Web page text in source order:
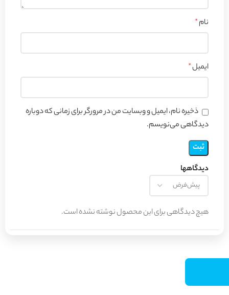
دیدگاهها
هیچ دیدگاهی برای این محصول نوشته نشده است.
نام*
ایمیل*
ذخیره نام، ایمیل و وبسایت من در مرورگر برای زمانی که دوباره
دیدگاهی می‌نویسم.